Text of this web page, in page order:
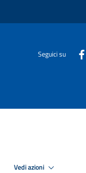
Seguici su
Vedi azioni